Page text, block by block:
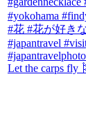
Let the carps fly